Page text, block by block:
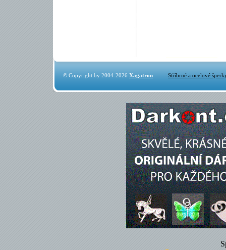
© Copyright by 2004-2026 Xagatron Stříbrné a ocelové